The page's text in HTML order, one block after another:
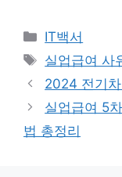
Categories
IT백서
Tags
실업급여 사
Post
navigation
2024 전기
실업급여 5
법 총정리